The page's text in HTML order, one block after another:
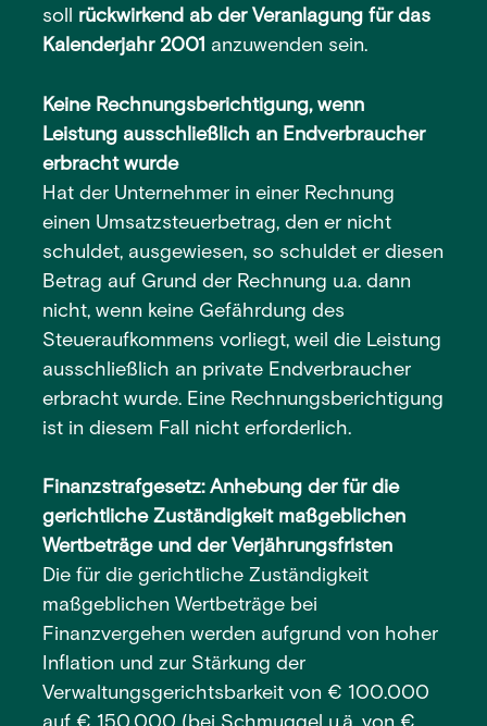
soll rückwirkend ab der Veranlagung für das
Kalenderjahr 2001 anzuwenden sein.
Keine Rechnungsberichtigung, wenn
Leistung ausschließlich an Endverbraucher
erbracht wurde
Hat der Unternehmer in einer Rechnung
einen Umsatzsteuerbetrag, den er nicht
schuldet, ausgewiesen, so schuldet er diesen
Betrag auf Grund der Rechnung u.a. dann
nicht, wenn keine Gefährdung des
Steueraufkommens vorliegt, weil die Leistung
ausschließlich an private Endverbraucher
erbracht wurde. Eine Rechnungsberichtigung
ist in diesem Fall nicht erforderlich.
Finanzstrafgesetz: Anhebung der für die
gerichtliche Zuständigkeit maßgeblichen
Wertbeträge und der Verjährungsfristen
Die für die gerichtliche Zuständigkeit
maßgeblichen Wertbeträge bei
Finanzvergehen werden aufgrund von hoher
Inflation und zur Stärkung der
Verwaltungsgerichtsbarkeit von € 100.000